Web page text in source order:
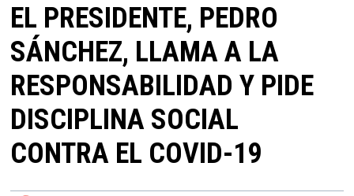
EL PRESIDENTE, PEDRO
SÁNCHEZ, LLAMA A LA
RESPONSABILIDAD Y PIDE
DISCIPLINA SOCIAL
CONTRA EL COVID-19